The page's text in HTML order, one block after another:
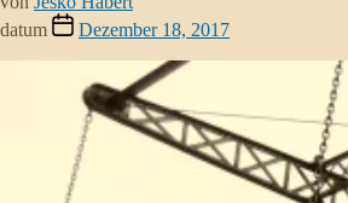
Dezember 18, 2017